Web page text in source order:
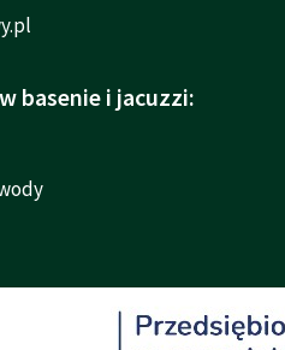
basenie i jacuzzi: